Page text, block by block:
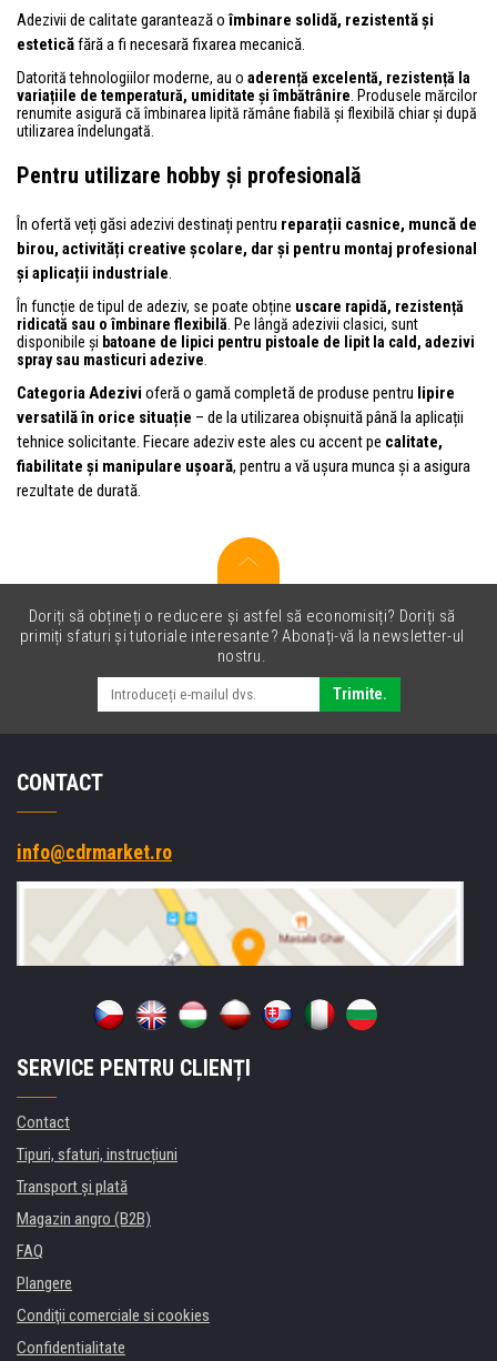
Adezivii de calitate garantează oîmbinare solidă, rezistentă și
esteticăfără a fi necesară fixarea mecanică.
Datorită tehnologiilor moderne, au o aderență excelentă, rezistență la
variațiile de temperatură, umiditate și îmbătrânire . Produsele mărcilor
renumite asigură că îmbinarea lipită rămâne fiabilă și flexibilă chiar și după
utilizarea îndelungată.
Pentru utilizare hobby și profesională
În ofertă veți găsi adezivi destinați pentru reparații casnice, muncă de
birou, activități creative școlare, dar și pentru montaj profesional
și aplicații industriale.
În funcție de tipul de adeziv, se poate obține uscare rapidă, rezistență
ridicată sau o îmbinare flexibilă . Pe lângă adezivii clasici, sunt
disponibile și batoane de lipici pentru pistoale de lipit la cald, adezivi
spray sau masticuri adezive
Categoria Adezivi oferă o gamă completă de produse pentru lipire
versatilă în orice situație – de la utilizarea obișnuită până la aplicații
tehnice solicitante. Fiecare adeziv este ales cu accent pe calitate,
fiabilitate și manipulare ușoară, pentru a vă ușura munca și a asigura
rezultate de durată.
Doriți să obțineți o reducere și astfel să economisiți? Doriți să
primiți sfaturi și tutoriale interesante? Abonați-vă la newsletter-ul
nostru.
Trimite.
CONTACT
info@cdrmarket.ro
SERVICE PENTRU CLIENȚI
Contact
Tipuri, sfaturi, instrucțiuni
Transport şi plată
Magazin angro (B2B)
FAQ
Plangere
Condiţii comerciale si cookies
Confidentialitate